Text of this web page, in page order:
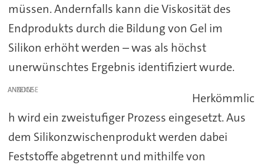
müssen. Andernfalls kann die Viskosität des
Endprodukts durch die Bildung von Gel im
Silikon erhöht werden – was als höchst
unerwünschtes Ergebnis identifiziert wurde.
ANZEIGE
Herkömmlic
h wird ein zweistufiger Prozess eingesetzt. Aus
dem Silikonzwischenprodukt werden dabei
Feststoffe abgetrennt und mithilfe von